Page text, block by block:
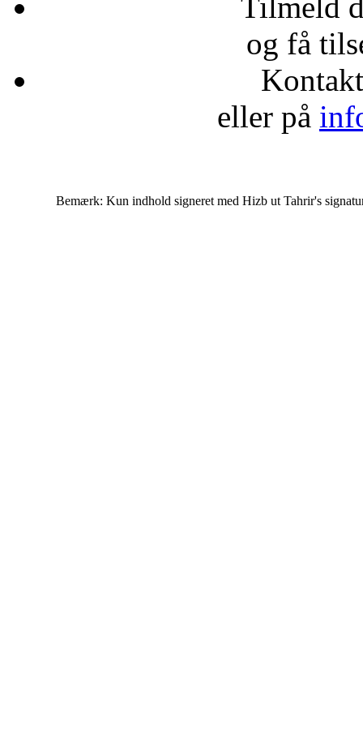
og få
eller på
Bemærk: Kun indhold signeret med Hizb ut Tahrir's